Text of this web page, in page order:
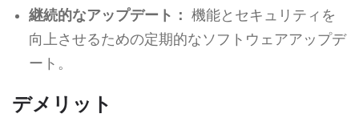
継続的なアップデート： 機能とセキュリティを
向上させるための定期的なソフトウェアアップデ
ート。
デメリット